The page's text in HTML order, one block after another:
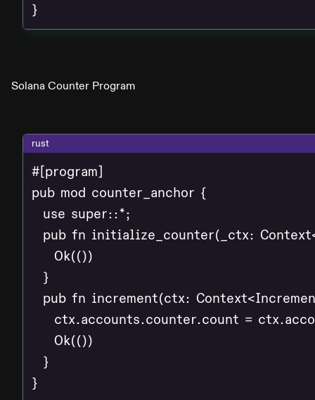
}
Solana Counter Program
rust
#[program]
pub mod counter_anchor {
  use super::*;
pub fn initialize_counter(_ctx:
    Ok(())
  }
pub fn increment(ctx:
ctx.accounts.counter.count =
    Ok(())
  }
}